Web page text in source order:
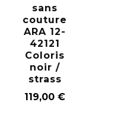
sans
couture
ARA 12-
42121
Coloris
noir /
strass
119,00€